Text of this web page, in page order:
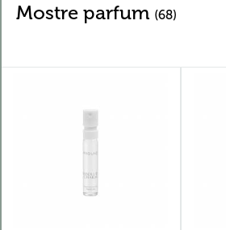
Mostre parfum (68)